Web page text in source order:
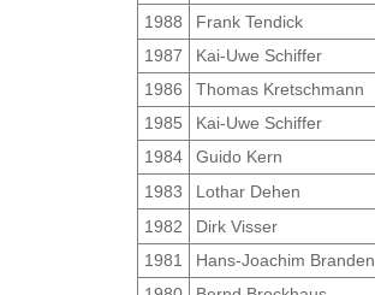
1988
Frank Tendick
1987
Kai-Uwe Schiffer
1986
Thomas Kretschmann
1985
Kai-Uwe Schiffer
1984
Guido Kern
1983
Lothar Dehen
1982
Dirk Visser
1981
Hans-Joachim